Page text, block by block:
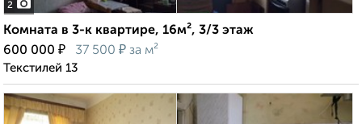
2
Комната в 3-к квартире, 16м², 3/3 этаж
600 000 ₽ 37 500 ₽ за м²
Текстилей 13